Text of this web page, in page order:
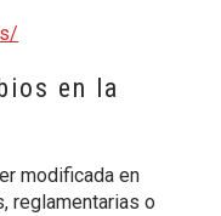
en la
modificada en
reglamentarias o